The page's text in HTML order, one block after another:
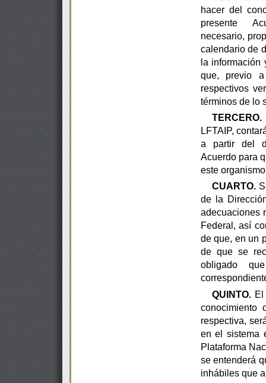
hacer del
presente
necesario,
calendario de
la información
que, previo a
respectivos
términos de lo
TERCERO.
LFTAIP,
a partir del
Acuerdo para
este
CUARTO.
de la
adecuaciones
Federal, así
de que, en un
de que se
obligado
QUINTO.
conocimiento
respectiva,
en el sistema
Plataforma
se entenderá
inhábiles que